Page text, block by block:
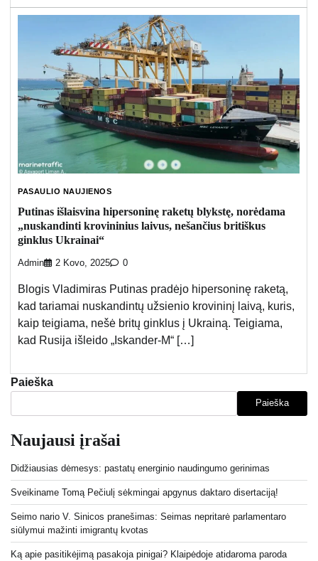
PASAULIO NAUJIENOS
Putinas išlaisvina hipersoninę raketų blykstę, norėdama
„nuskandinti krovininius laivus, nešančius britiškus
ginklus Ukrainai“
Admin 2 Kovo, 2025 0
Blogis Vladimiras Putinas pradėjo hipersoninę raketą,
kad tariamai nuskandintų užsienio krovininį laivą, kuris,
kaip teigiama, nešė britų ginklus į Ukrainą. Teigiama,
kad Rusija išleido „Iskander-M“ […]
Paieška
Paieška
Naujausi įrašai
Didžiausias dėmesys: pastatų energinio naudingumo gerinimas
Sveikiname Tomą Pečiulį sėkmingai apgynus daktaro disertaciją!
Seimo nario V. Sinicos pranešimas: Seimas nepritarė parlamentaro
siūlymui mažinti imigrantų kvotas
Ką apie pasitikėjimą pasakoja pinigai? Klaipėdoje atidaroma paroda